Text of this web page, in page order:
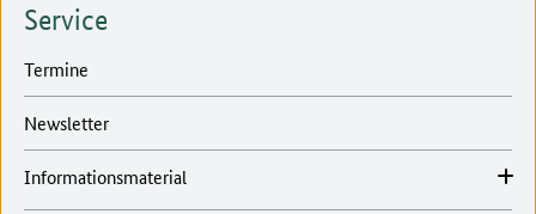
Service
Termine
Newsletter
Informationsmaterial